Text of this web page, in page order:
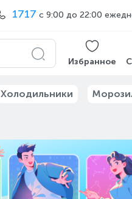
1717 с 9:00 до 22:00
Избранное
Холодильники